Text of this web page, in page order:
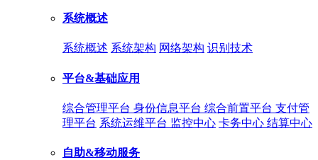
系统概述
系统概述 系统架构 网络架构 识别技术
平台&基础应用
综合管理平台 身份信息平台 综合前置平台 支付管
理平台 系统运维平台 监控中心 卡务中心 结算中心
自助&移动服务